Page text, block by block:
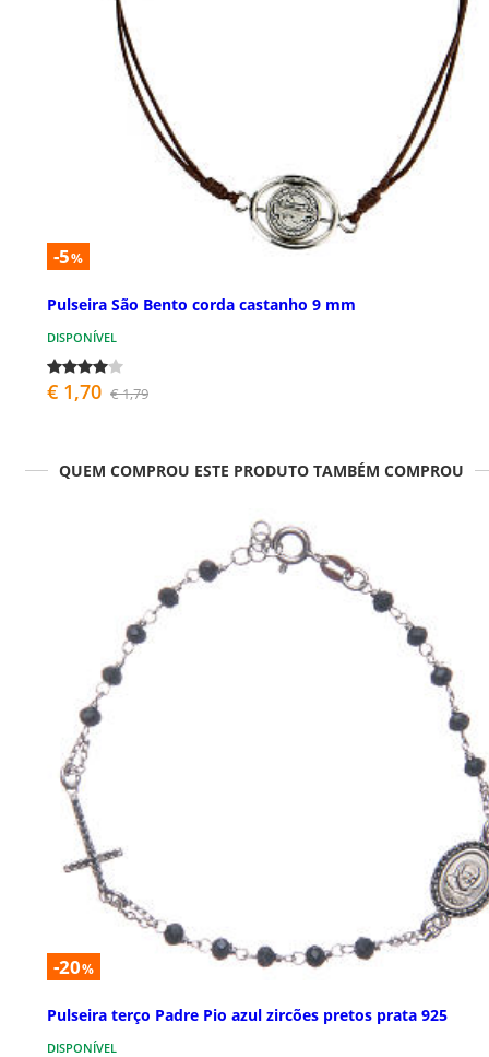
-5%
Pulseira São Bento corda castanho 9 mm
DISPONÍVEL
€ 1,70 € 1,79
QUEM COMPROU ESTE PRODUTO TAMBÉM COMPROU
-20%
Pulseira terço Padre Pio azul zircões pretos prata 925
DISPONÍVEL